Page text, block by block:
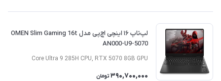
لپ‌تاپ ۱۶ اینچی اچ‌پی مدل OMEN Slim Gaming 16t
AN000-U9-5070
Core Ultra 9 285H CPU, RTX 5070 8GB GPU
390,700,000 تومان